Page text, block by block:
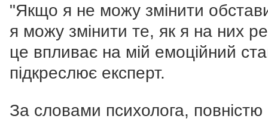
"Якщо я не можу змінити
я можу змінити те, як я на них
це впливає на мій емоційний
підкреслює експерт.
За словами психолога, повністю